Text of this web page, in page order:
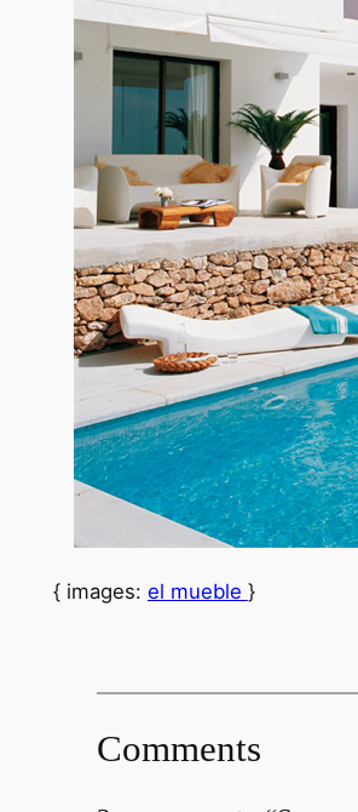
{ images: el mueble }
Comments